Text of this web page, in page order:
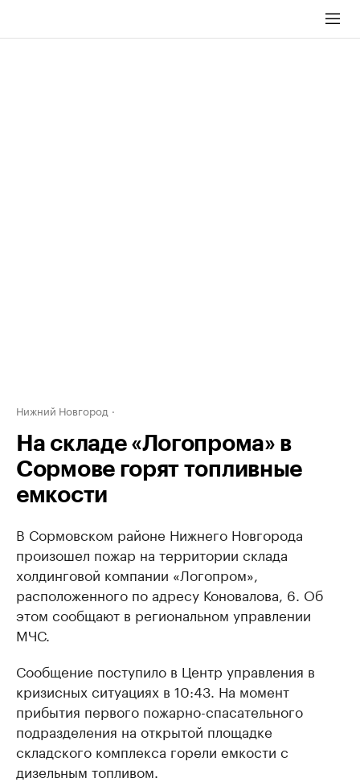
Нижний Новгород
На складе «Логопрома» в
Сормове горят топливные
емкости
В Сормовском районе Нижнего Новгорода
произошел пожар на территории склада
холдинговой компании «Логопром»,
расположенного по адресу Коновалова, 6. Об
этом сообщают в региональном управлении
МЧС.
Сообщение поступило в Центр управления в
кризисных ситуациях в 10:43. На момент
прибытия первого пожарно-спасательного
подразделения на открытой площадке
складского комплекса горели емкости с
дизельным топливом.